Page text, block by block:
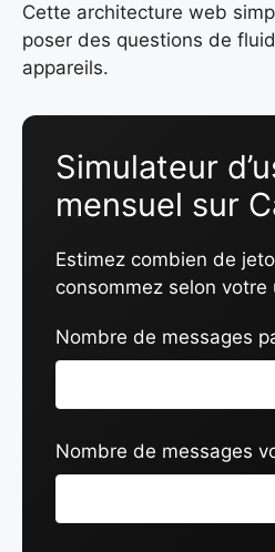
Cette architecture web
poser des questions de
appareils.
Simulateur
mensuel sur
Estimez combien de
consommez selon votre
Nombre de messages
Nombre de messages